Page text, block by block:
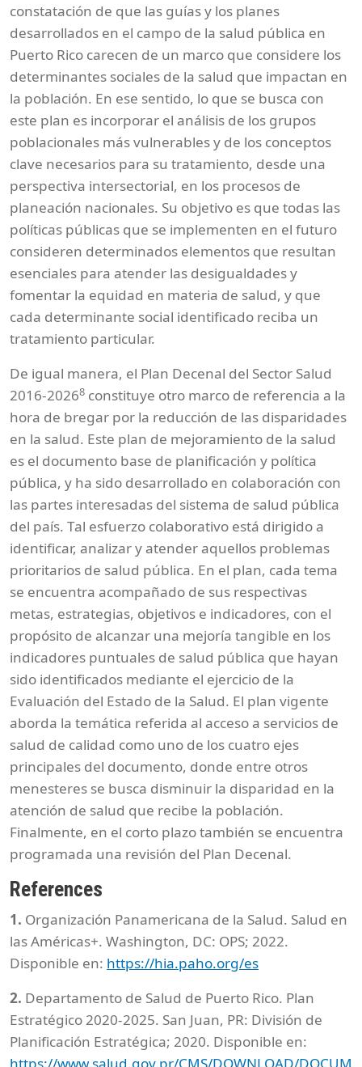
constatación de que las guías y los planes
desarrollados en el campo de la salud pública en
Puerto Rico carecen de un marco que considere los
determinantes sociales de la salud que impactan en
la población. En ese sentido, lo que se busca con
este plan es incorporar el análisis de los grupos
poblacionales más vulnerables y de los conceptos
clave necesarios para su tratamiento, desde una
perspectiva intersectorial, en los procesos de
planeación nacionales. Su objetivo es que todas las
políticas públicas que se implementen en el futuro
consideren determinados elementos que resultan
esenciales para atender las desigualdades y
fomentar la equidad en materia de salud, y que
cada determinante social identificado reciba un
tratamiento particular.
De igual manera, el Plan Decenal del Sector Salud
2016-20268 constituye otro marco de referencia a la
hora de bregar por la reducción de las disparidades
en la salud. Este plan de mejoramiento de la salud
es el documento base de planificación y política
pública, y ha sido desarrollado en colaboración con
las partes interesadas del sistema de salud pública
del país. Tal esfuerzo colaborativo está dirigido a
identificar, analizar y atender aquellos problemas
prioritarios de salud pública. En el plan, cada tema
se encuentra acompañado de sus respectivas
metas, estrategias, objetivos e indicadores, con el
propósito de alcanzar una mejoría tangible en los
indicadores puntuales de salud pública que hayan
sido identificados mediante el ejercicio de la
Evaluación del Estado de la Salud. El plan vigente
aborda la temática referida al acceso a servicios de
salud de calidad como uno de los cuatro ejes
principales del documento, donde entre otros
menesteres se busca disminuir la disparidad en la
atención de salud que recibe la población.
Finalmente, en el corto plazo también se encuentra
programada una revisión del Plan Decenal.
References
1. Organización Panamericana de la Salud. Salud en
las Américas+. Washington, DC: OPS; 2022.
Disponible en: https://hia.paho.org/es
2. Departamento de Salud de Puerto Rico. Plan
Estratégico 2020-2025. San Juan, PR: División de
Planificación Estratégica; 2020. Disponible en: